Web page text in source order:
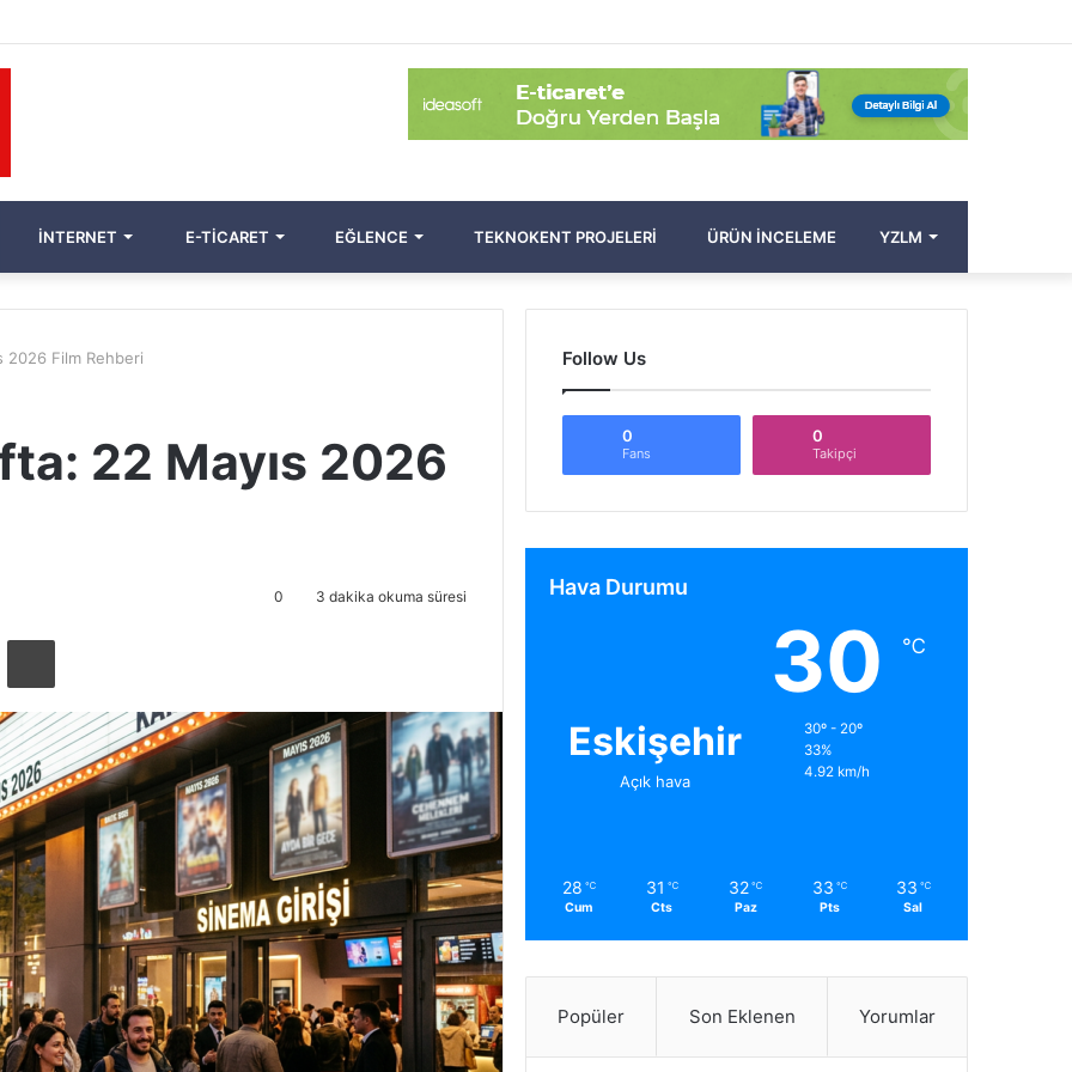
yap
...
Bölmesi
Makale
Ol
İNTERNET E-TICARET EĞLENCE TEKNOKENT PROJELERI ÜRÜN İNCELEME YZLM
2026 Film Rehberi
22 Mayıs 2026
0 3 dakika okuma süresi
Follow Us
0
Fans
0
Takipçi
Hava Durumu
Eskişehir
Açık hava
30 ℃
30º - 20º
33%
4.92 km/h
28 ℃
Cum
31 ℃
Cts
32 ℃
Paz
33 ℃
Pts
33 ℃
Sal
Popüler Son Eklenen Yorumlar